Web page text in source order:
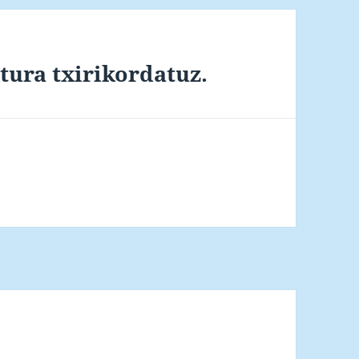
txirikordatuz.